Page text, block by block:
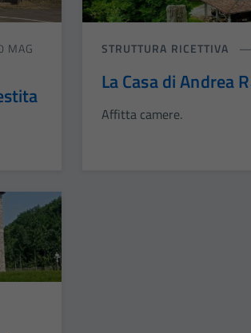
MAG
STRUTTURA RICETTIVA
La Casa di Andrea
Affitta camere.